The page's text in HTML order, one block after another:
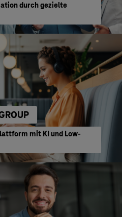
durch gezielte
mit KI und Low-